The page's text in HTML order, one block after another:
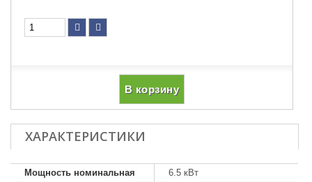
В корзину
ХАРАКТЕРИСТИКИ
Мощность номинальная
6.5 кВт